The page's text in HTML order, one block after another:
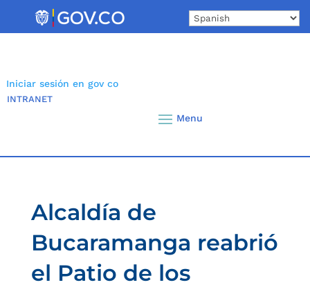
Iniciar sesión en gov co
INTRANET
Alcaldía de
Bucaramanga reabrió
el Patio de los